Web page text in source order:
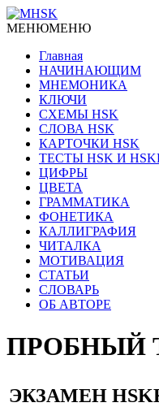
МЕНЮМЕНЮ
Главная
НАЧИНАЮЩИМ
МНЕМОНИКА
КЛЮЧИ
СХЕМЫ HSK
СЛОВА HSK
КАРТОЧКИ HSK
ТЕСТЫ HSK И
ЦИФРЫ
ЦВЕТА
ГРАММАТИКА
ФОНЕТИКА
КАЛЛИГРАФИЯ
ЧИТАЛКА
МОТИВАЦИЯ
СТАТЬИ
СЛОВАРЬ
ОБ АВТОРЕ
ПРОБНЫЙ
ЭКЗАМЕН